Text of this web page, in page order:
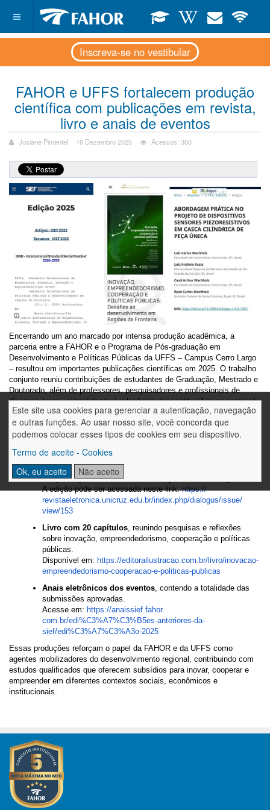
Este site usa cookies para gerenciar a autenticação, navegação
e outras funções. Ao usar nosso site, você concorda que
podemos colocar esses tipos de cookies em seu dispositivo.
Termo de aceite - Cookies
Ok, eu aceito
Não aceito
Inscreva-se no vestibular
FAHOR e UFFS fortalecem produção
científica com publicações em revista,
livro e anais de eventos
Josiane Pimentel 16 Dezembro 2025 Acessos: 360
Encerrando um ano marcado por intensa produção acadêmica, a
parceria entre a FAHOR e o Programa de Pós-graduação em
Desenvolvimento e Políticas Públicas da UFFS – Campus Cerro Largo
– resultou em importantes publicações científicas em 2025. O trabalho
conjunto reuniu contribuições de estudantes de Graduação, Mestrado e
Doutorado, além de professores, pesquisadores e profissionais de
diversas áreas, consolidando a relevância das instituições na promoção
do conhecimento e do desenvolvimento regional.
As submissões realizadas na trilha científica do SIEF e do Seminário
Internacional em Políticas Públicas e Desenvolvimento em Regiões de
Fronteira totalizaram83 trabalhos
Edição especial da Revista Di@logus
A edição pode ser acessada neste link:https://
revistaeletronica.unicruz.edu. br/index.php/dialogus/issue/
view/153
Livro com 20 capítulos, reunindo pesquisas e reflexões
sobre inovação, empreendedorismo, cooperação e políticas
públicas.
Disponível em: https://editorailustracao.com.br/livro/inovacao-
empreendedorismo-cooperacao-e-politicas-publicas
Anais eletrônicos dos eventos, contendo a totalidade das
submissões aprovadas.
Acesse em: https://anaissief.fahor.
com.br/edi%C3%A7%C3%B5es-anteriores-da-
sief/edi%C3%A7%C3%A3o-2025
Essas produções reforçam o papel da FAHOR e da UFFS como
agentes mobilizadores do desenvolvimento regional, contribuindo com
estudos qualificados que oferecem subsídios para inovar, cooperar e
empreender em diferentes contextos sociais, econômicos e
institucionais.